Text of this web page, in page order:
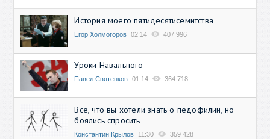
История моего пятидесятисемитства
Егор Холмогоров 02:14 407 996
Уроки Навального
Павел Святенков 01:14 364 718
Всё, что вы хотели знать о педофилии, но
боялись спросить
Константин Крылов 11:30 359 428